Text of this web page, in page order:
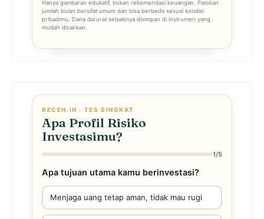
Hanya gambaran edukatif, bukan rekomendasi keuangan. Patokan
jumlah bulan bersifat umum dan bisa berbeda sesuai kondisi
pribadimu. Dana darurat sebaiknya disimpan di instrumen yang
mudah dicairkan.
RECEH.IN · TES SINGKAT
Apa Profil Risiko
Investasimu?
1/5
Apa tujuan utama kamu berinvestasi?
Menjaga uang tetap aman, tidak mau rugi